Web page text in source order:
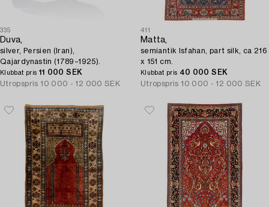
335
Duva,
silver, Persien (Iran),
Qajardynastin (1789–1925).
Klubbat pris 11 000 SEK
Utropspris 10 000 - 12 000 SEK
411
Matta,
semiantik Isfahan, part silk, ca 216
x 151 cm.
Klubbat pris 40 000 SEK
Utropspris 10 000 - 12 000 SEK